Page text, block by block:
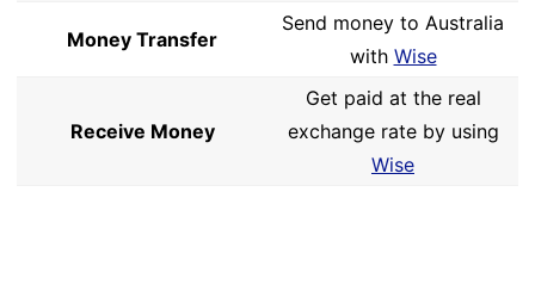
Money Transfer
Send money to Australia
with Wise
Receive Money
Get paid at the real
exchange rate by using
Wise